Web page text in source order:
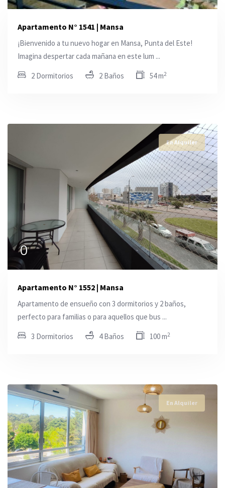
Apartamento N° 1541 | Mansa
¡Bienvenido a tu nuevo hogar en Mansa, Punta del Este!
Imagina despertar cada mañana en este lum ...
2 Dormitorios 2 Baños 54 m2
En Alquiler
0
Apartamento N° 1552 | Mansa
Apartamento de ensueño con 3 dormitorios y 2 baños,
perfecto para familias o para aquellos que bus ...
3 Dormitorios 4 Baños 100 m2
En Alquiler